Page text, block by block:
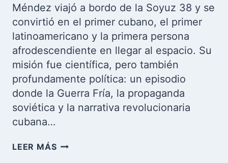
Méndez viajó a bordo de la Soyuz 38 y se
convirtió en el primer cubano, el primer
latinoamericano y la primera persona
afrodescendiente en llegar al espacio. Su
misión fue científica, pero también
profundamente política: un episodio
donde la Guerra Fría, la propaganda
soviética y la narrativa revolucionaria
cubana…
LEER MÁSARNALDO